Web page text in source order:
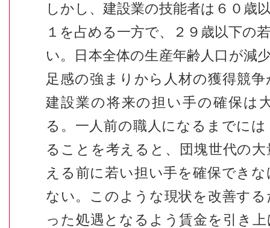
しかし、建設業の技能者は６０歳
１を占める一方で、２９歳以下の
い。日本全体の生産年齢人口が減
足感の強まりから人材の獲得競
建設業の将来の担い手の確保は
る。一人前の職人になるまでに
ることを考えると、団塊世代の
える前に若い担い手を確保でき
ない。このような現状を改善す
った処遇となるよう賃金を引き